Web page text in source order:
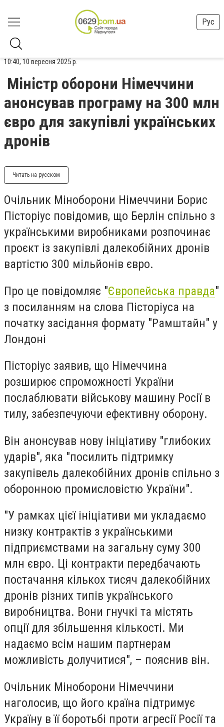
Рус
10:40, 10 вересня 2025 р.
Міністр оборони Німеччини
анонсував програму на 300 млн
євро для закупівлі українських
дронів
Читать на русском
Очільник Міноборони Німеччини Борис
Пісторіус повідомив, що Берлін спільно з
українськими виробниками розпочинає
проєкт із закупівлі далекобійних дронів
вартістю 300 мільйонів євро.
Про це повідомляє "Європейська правда"
з посиланням на слова Пісторіуса на
початку засідання формату "Рамштайн" у
Лондоні
Пісторіус заявив, що Німеччина
розширює спроможності України
послаблювати військову машину Росії в
тилу, забезпечуючи ефективну оборону.
Він анонсував нову ініціативу "глибоких
ударів", яка "посилить підтримку
закупівель далекобійних дронів спільно з
оборонною промисловістю України".
"У рамках цієї ініціативи ми укладаємо
низку контрактів з українськими
підприємствами на загальну суму 300
млн євро. Ці контракти передбачають
постачання кількох тисяч далекобійних
дронів різних типів українського
виробництва. Вони гнучкі та містять
опції для збільшення кількості. Ми
надаємо всім нашим партнерам
можливість долучитися", – пояснив він.
Очільник Міноборони Німеччини
наголосив, що його країна підтримує
Україну в її боротьбі проти агресії Росії та